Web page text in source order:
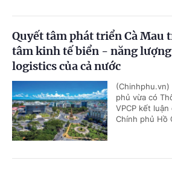
Quyết tâm phát triển Cà Mau
tâm kinh tế biển - năng
logistics của cả nước
phủ vừa có
VPCP kết
Chính phủ Hồ